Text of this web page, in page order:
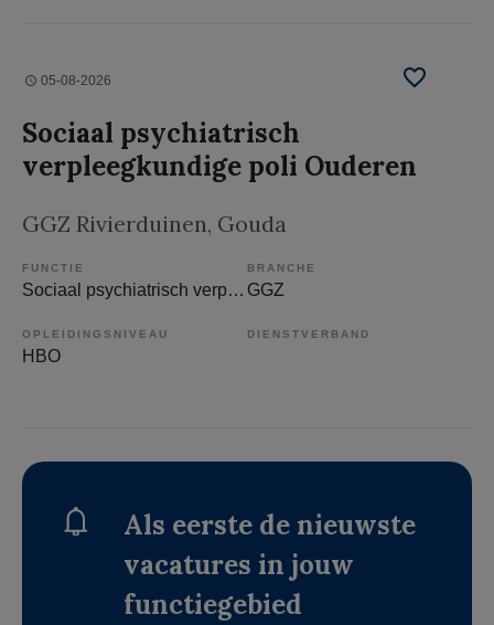
05-08-2026
Sociaal psychiatrisch
verpleegkundige poli Ouderen
GGZ Rivierduinen, Gouda
FUNCTIE
Sociaal psychiatrisch verpleegkundige
BRANCHE
GGZ
OPLEIDINGSNIVEAU
HBO
DIENSTVERBAND
Als eerste de nieuwste
vacatures in jouw
functiegebied